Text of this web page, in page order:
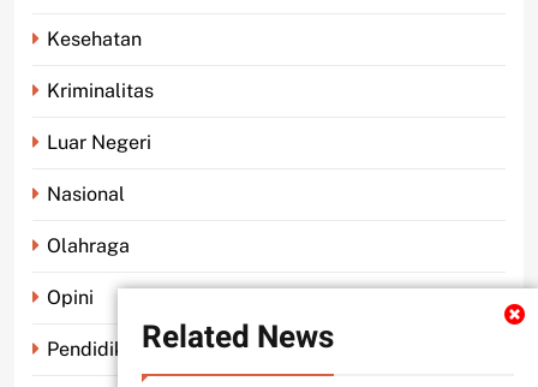
Related News
Kesehatan
Kriminalitas
Luar Negeri
Nasional
Olahraga
Opini
Pendidikan